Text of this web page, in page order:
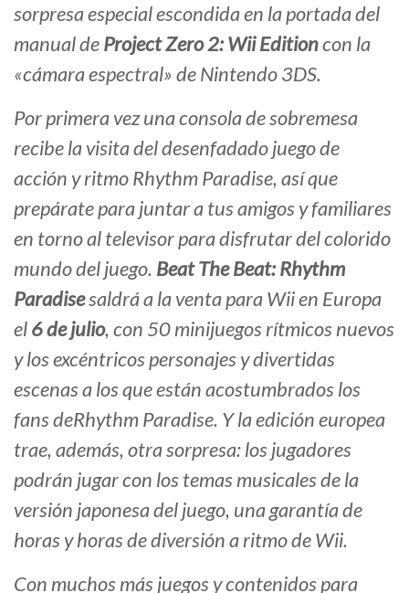
sorpresa especial escondida en la portada del
manual deProject Zero 2: Wii Editioncon la
«cámara espectral» de Nintendo 3DS.
Por primera vez una consola de sobremesa
recibe la visita del desenfadado juego de
acción y ritmoRhythm Paradise, así que
prepárate para juntar a tus amigos y familiares
en torno al televisor para disfrutar del colorido
mundo del juego. Beat The Beat: Rhythm
Paradisesaldrá a la venta para Wii en Europa
el6 de julio, con 50 minijuegos rítmicos nuevos
y los excéntricos personajes y divertidas
escenas a los que están acostumbrados los
fans deRhythm Paradise. Y la edición europea
trae, además, otra sorpresa: los jugadores
podrán jugar con los temas musicales de la
versión japonesa del juego, una garantía de
horas y horas de diversión a ritmo de Wii.
Con muchos más juegos y contenidos para